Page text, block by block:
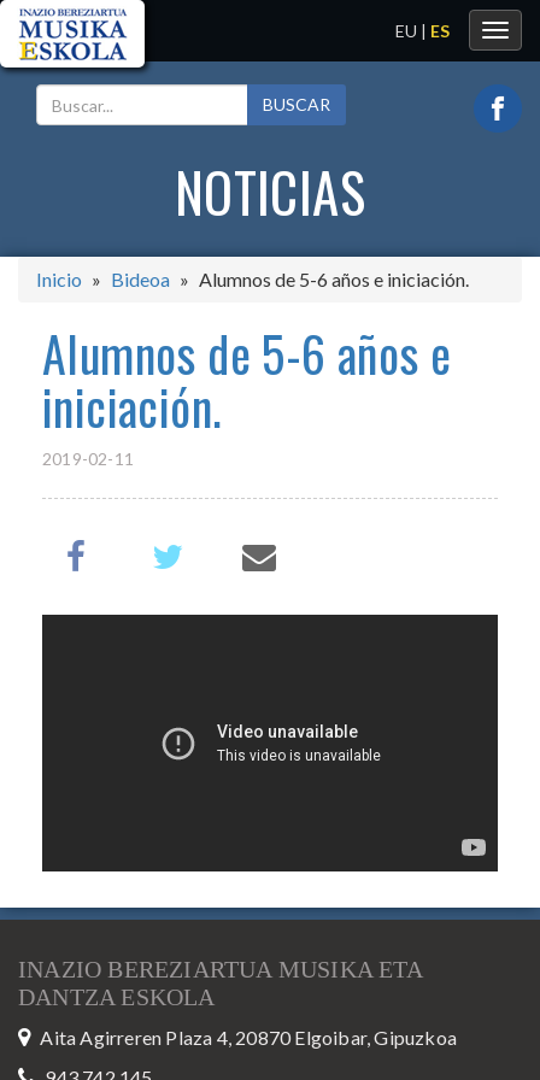
EU | ES
BUSCAR
NOTICIAS
Inicio Bideoa Alumnos de 5-6 años e iniciación.
Alumnos de 5-6 años e
iniciación.
2019-02-11
INAZIO BEREZIARTUA MUSIKA ETA
DANTZA ESKOLA
Aita Agirreren Plaza 4, 20870 Elgoibar, Gipuzkoa